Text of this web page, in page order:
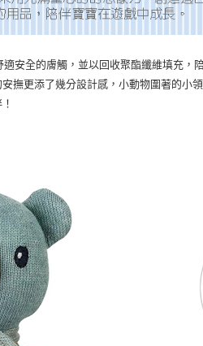
安全的膚觸，並以回收聚酯纖維填充，
撫更添了幾分設計感，小動物圍著的小